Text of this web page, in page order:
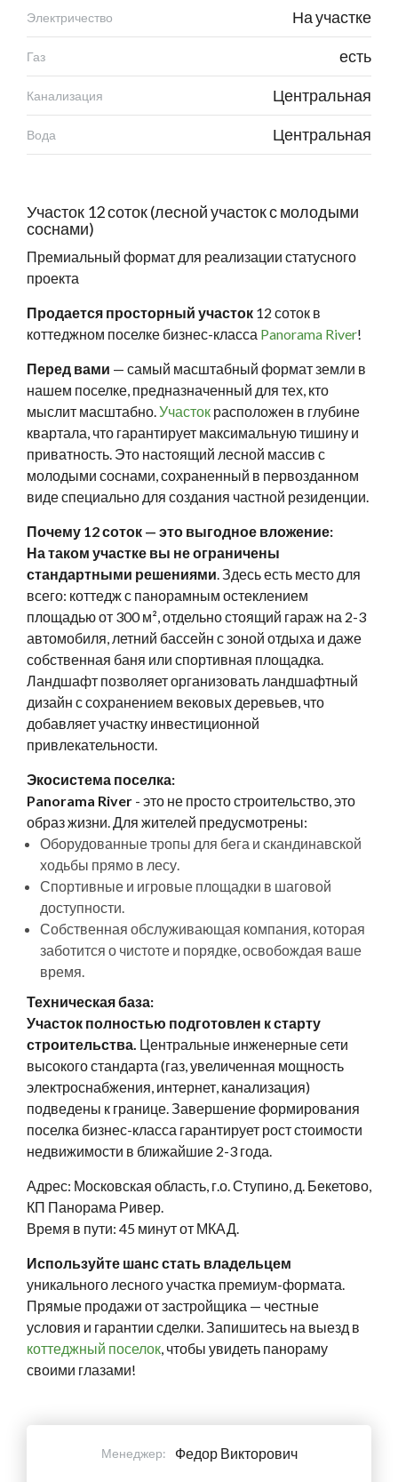
Электричество На участке
Газ есть
Канализация Центральная
Вода Центральная
Участок 12 соток (лесной участок с молодыми
соснами)
Премиальный формат для реализации статусного
проекта
Продается просторный участок 12 соток в
коттеджном поселке бизнес-класса Panorama River!
Перед вами — самый масштабный формат земли в
нашем поселке, предназначенный для тех, кто
мыслит масштабно. Участок расположен в глубине
квартала, что гарантирует максимальную тишину и
приватность. Это настоящий лесной массив с
молодыми соснами, сохраненный в первозданном
виде специально для создания частной резиденции.
Почему 12 соток — это выгодное вложение:
На таком участке вы не ограничены
стандартными решениями . Здесь есть место для
всего: коттедж с панорамным остеклением
площадью от 300 м², отдельно стоящий гараж на 2-3
автомобиля, летний бассейн с зоной отдыха и даже
собственная баня или спортивная площадка.
Ландшафт позволяет организовать ландшафтный
дизайн с сохранением вековых деревьев, что
добавляет участку инвестиционной
привлекательности.
Экосистема поселка:
Panorama River - это не просто строительство, это
образ жизни. Для жителей предусмотрены:
Оборудованные тропы для бега и скандинавской
ходьбы прямо в лесу.
Спортивные и игровые площадки в шаговой
доступности.
Собственная обслуживающая компания, которая
заботится о чистоте и порядке, освобождая ваше
время.
Техническая база:
Участок полностью подготовлен к старту
строительства. Центральные инженерные сети
высокого стандарта (газ, увеличенная мощность
электроснабжения, интернет, канализация)
подведены к границе. Завершение формирования
поселка бизнес-класса гарантирует рост стоимости
недвижимости в ближайшие 2-3 года.
Адрес: Московская область, г.о. Ступино, д. Бекетово,
КП Панорама Ривер.
Время в пути: 45 минут от МКАД.
Используйте шанс стать владельцем
уникального лесного участка премиум-формата.
Прямые продажи от застройщика — честные
условия и гарантии сделки. Запишитесь на выезд в
коттеджный поселок , чтобы увидеть панораму
своими глазами!
Менеджер: Федор Викторович